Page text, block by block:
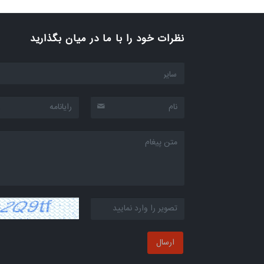
SMART LIFE اپلیکیشن
نرم افزار انتخاب محصولنظرات خود را با ما در میان بگذارید
ارسال